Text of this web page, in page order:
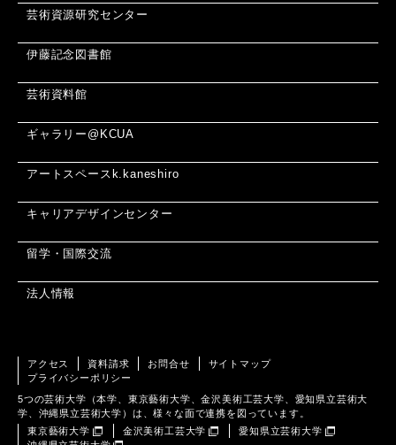
芸術資源研究センター
伊藤記念図書館
芸術資料館
ギャラリー@KCUA
アートスペースk.kaneshiro
キャリアデザインセンター
留学・国際交流
法人情報
アクセス 資料請求 お問合せ
サイトマップ
プライバシーポリシー
5つの芸術大学（本学、東京藝術大学、金沢美術工芸大学、愛知県立芸術大
学、沖縄県立芸術大学）は、様々な面で連携を図っています。
東京藝術大学
金沢美術工芸大学
愛知県立芸術大学